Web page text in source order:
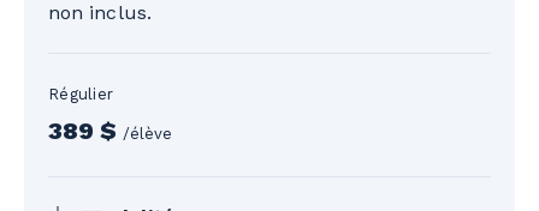
non inclus.
Régulier
389 $/élève